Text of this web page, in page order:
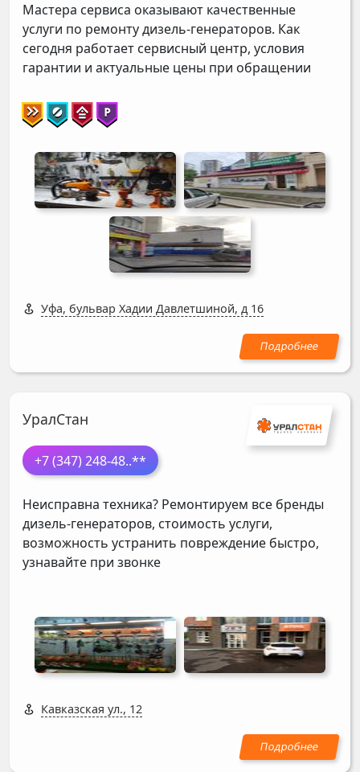
Мастера сервиса оказывают качественные
услуги по ремонту дизель-генераторов. Как
сегодня работает сервисный центр, условия
гарантии и актуальные цены при обращении
Уфа, бульвар Хадии Давлетшиной, д 16
УралСтан
+7 (347) 248-48..**
Неисправна техника? Ремонтируем все бренды
дизель-генераторов, стоимость услуги,
возможность устранить повреждение быстро,
узнавайте при звонке
Кавказская ул., 12